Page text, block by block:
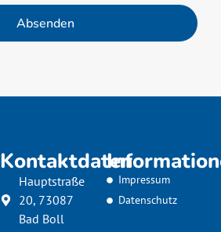
Absenden
Kontaktdaten
Hauptstraße
20, 73087
Bad Boll
Impressum
Datenschutz